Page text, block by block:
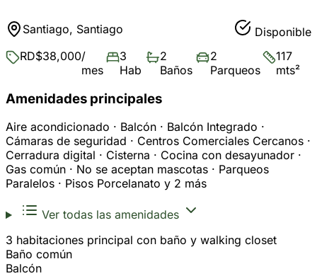
Santiago, Santiago
Disponible
RD$38,000/
mes
3
Hab
2
Baños
2
Parqueos
117
mts²
Amenidades principales
Aire acondicionado · Balcón · Balcón Integrado ·
Cámaras de seguridad · Centros Comerciales Cercanos ·
Cerradura digital · Cisterna · Cocina con desayunador ·
Gas común · No se aceptan mascotas · Parqueos
Paralelos · Pisos Porcelanato y 2 más
Ver todas las amenidades
3 habitaciones principal con baño y walking closet
Baño común
Balcón